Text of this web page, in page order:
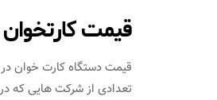
قیمت
تعدادی از شرکت هایی که